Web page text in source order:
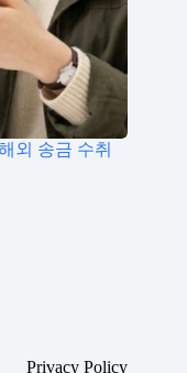
외 송금 수취
Privacy Policy